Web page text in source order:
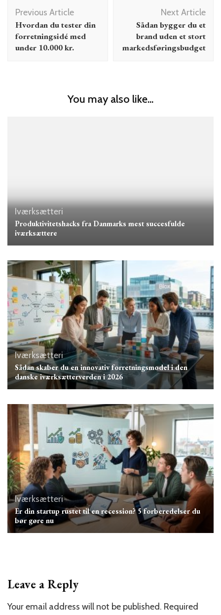
Post
Navigation
Previous Article
Hvordan du tester din
forretningsidé med
under 10.000 kr.
Next Article
Sådan bygger du et
brand uden et stort
markedsføringsbudget
You may also like...
Iværksætteri
Produktivitetshacks fra Danmarks mest succesfulde
iværksættere
Iværksætteri
Sådan skaber du en innovativ forretningsmodel i den
danske iværksætterverden i 2026
Iværksætteri
Er din startup rustet til en recession? 5 forberedelser du
bør gøre nu
Leave a Reply
Your email address will not be published. Required